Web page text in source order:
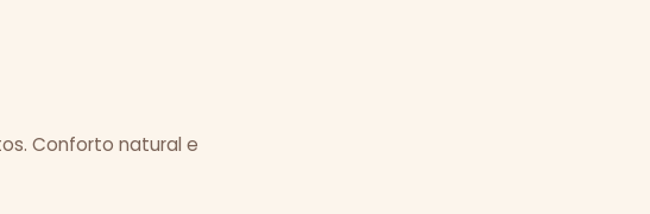
Conforto natural e